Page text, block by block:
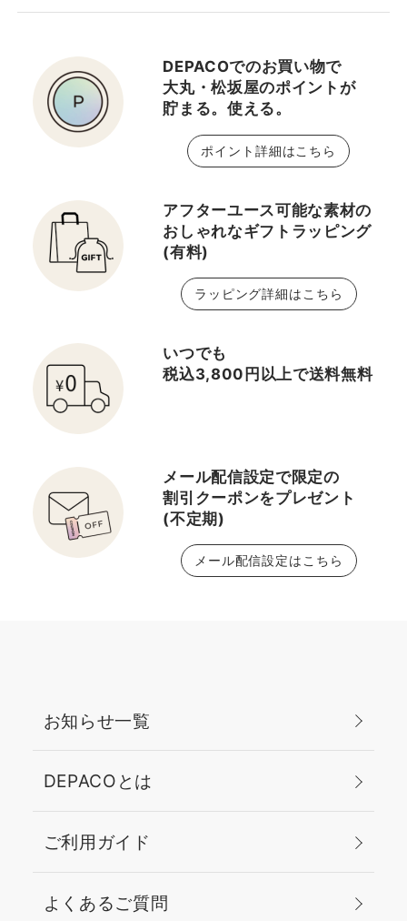
DEPACOでのお買い物で
大丸・松坂屋のポイントが
貯まる。使える。
ポイント詳細はこちら
アフターユース可能な素材の
おしゃれなギフトラッピング
(有料)
ラッピング詳細はこちら
いつでも
税込3,800円以上で送料無料
メール配信設定で限定の
割引クーポンをプレゼント
(不定期)
メール配信設定はこちら
お知らせ一覧
DEPACOとは
ご利用ガイド
よくあるご質問